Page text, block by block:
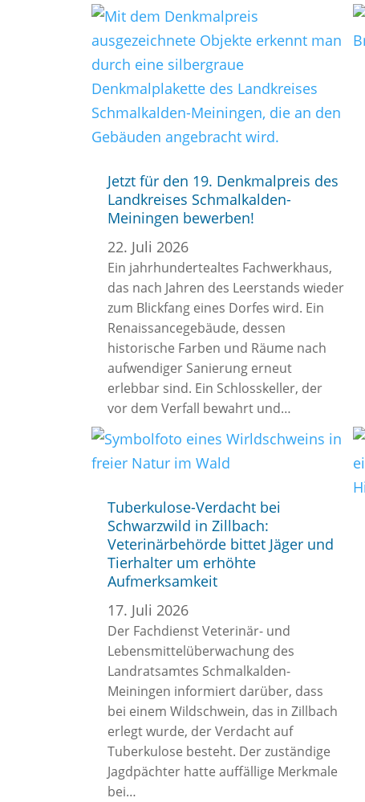
Jetzt für den 19. Denkmalpreis des
Landkreises Schmalkalden-
Meiningen bewerben!
22. Juli 2026
Ein jahrhundertealtes Fachwerkhaus,
das nach Jahren des Leerstands wieder
zum Blickfang eines Dorfes wird. Ein
Renaissancegebäude, dessen
historische Farben und Räume nach
aufwendiger Sanierung erneut
erlebbar sind. Ein Schlosskeller, der
vor dem Verfall bewahrt und…
Tuberkulose-Verdacht bei
Schwarzwild in Zillbach:
Veterinärbehörde bittet Jäger und
Tierhalter um erhöhte
Aufmerksamkeit
17. Juli 2026
Der Fachdienst Veterinär- und
Lebensmittelüberwachung des
Landratsamtes Schmalkalden-
Meiningen informiert darüber, dass
bei einem Wildschwein, das in Zillbach
erlegt wurde, der Verdacht auf
Tuberkulose besteht. Der zuständige
Jagdpächter hatte auffällige Merkmale
bei…